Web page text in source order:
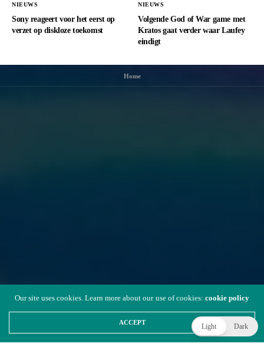
NIEUWS
Sony reageert voor het eerst op
verzet op diskloze toekomst
NIEUWS
Volgende God of War game met
Kratos gaat verder waar Laufey
eindigt
Home
Light Dark
Our site uses cookies. Learn more about our use of cookies: cookie policy
ACCEPT